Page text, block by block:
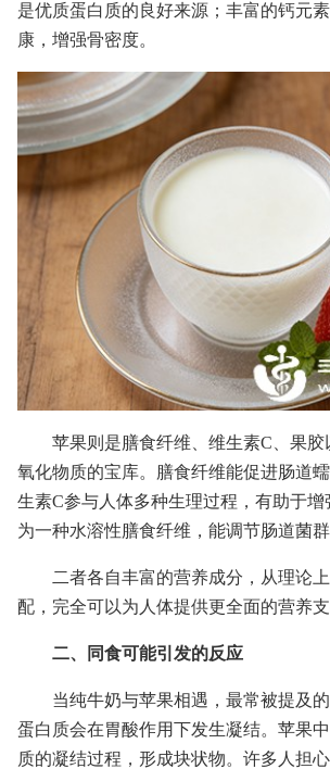
是优质蛋白质的良好来源；丰富的钙元
康，增强骨密度。
苹果则是膳食纤维、维生素C、果
氧化物质的宝库。膳食纤维能促进肠道
生素C参与人体多种生理过程，有助于
为一种水溶性膳食纤维，能调节肠道菌群
二者各自丰富的营养成分，从理论
配，完全可以为人体提供更全面的营养支
二、同食可能引发的反应
当纯牛奶与苹果相遇，最常被提及
蛋白质会在胃酸作用下发生凝结。苹果
质的凝结过程，形成块状物。许多人担